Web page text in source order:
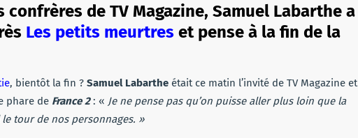
de TV Magazine, Samuel Labarthe a
Les petits meurtres et pense à la fin de la
, bientôt la fin ? Samuel Labarthe était ce matin l’invité de TV Magazine et
phare de France 2: « Je ne pense pas qu’on puisse aller plus loin que la
le tour de nos personnages. »